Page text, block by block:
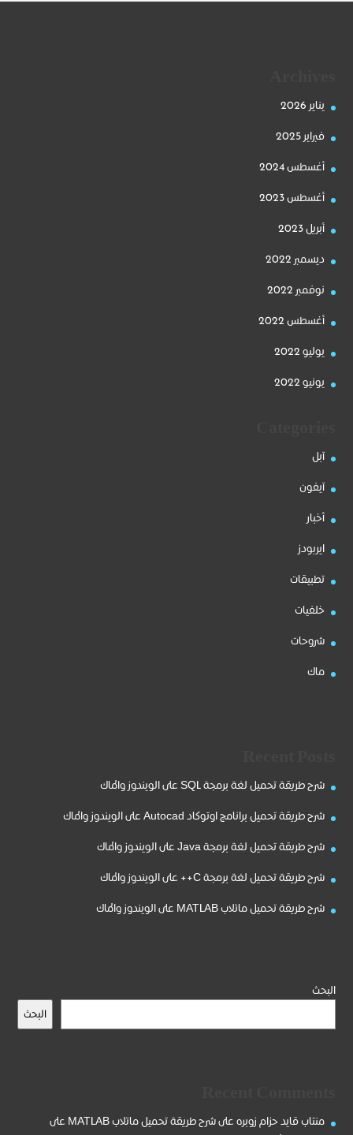
يناير 2026
فبراير 2025
أغسطس 2024
أغسطس 2023
أبريل 2023
ديسمبر 2022
نوفمبر 2022
أغسطس 2022
يوليو 2022
يونيو 2022
آبل
آيفون
أخبار
ايربودز
تطبيقات
خلفيات
شروحات
ماك
شرح طريقة تحميل لغة برمجة SQL على الويندوز والماك
شرح طريقة تحميل برانامج اوتوكاد Autocad على الويندوز والماك
شرح طريقة تحميل لغة برمجة Java على الويندوز والماك
شرح طريقة تحميل لغة برمجة C++ على الويندوز والماك
شرح طريقة تحميل ماتلاب MATLAB على الويندوز والماك
البحث
البحث
منتاب قايد حزام زوبره على
شرح طريقة تحميل ماتلاب MATLAB على